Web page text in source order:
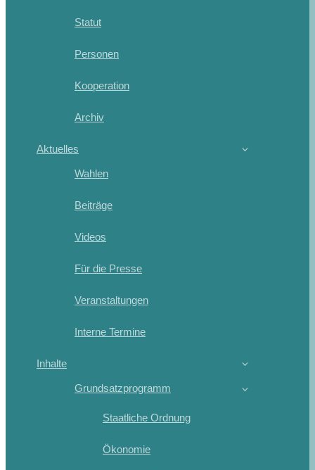
Statut
Personen
Kooperation
Archiv
Aktuelles
Wahlen
Beiträge
Videos
Für die Presse
Veranstaltungen
Interne Termine
Inhalte
Grundsatzprogramm
Staatliche Ordnung
Ökonomie